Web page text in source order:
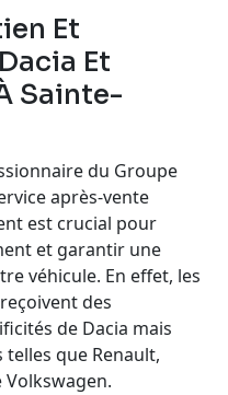
Et
Et
Sainte-
du Groupe
après-vente
est crucial pour
et garantir une
véhicule. En effet, les
des
de Dacia mais
telles que Renault,
Volkswagen.